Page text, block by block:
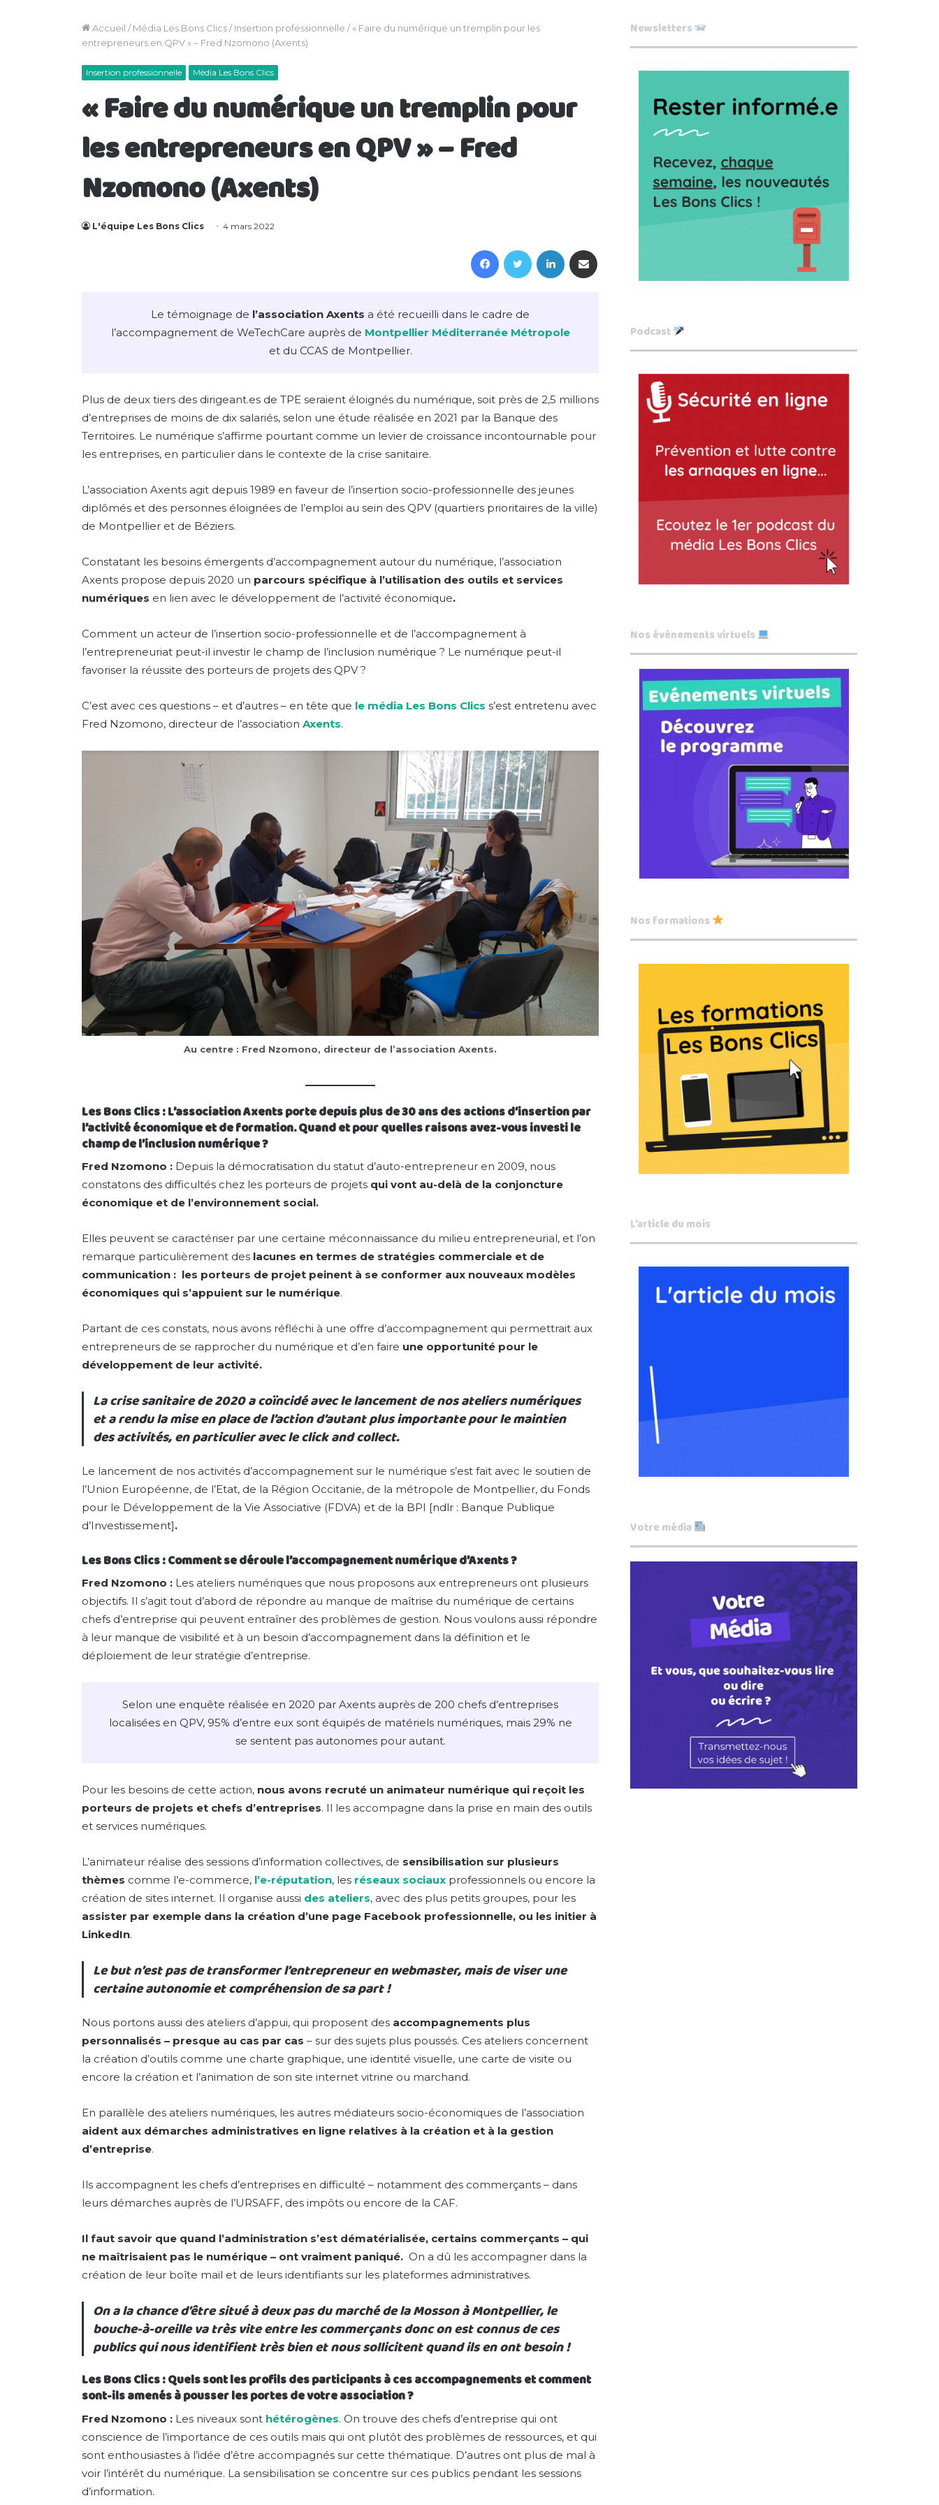
Accueil / Média Les Bons Clics/ Insertion professionnelle / « Faire du numérique un tremplin pour les
entrepreneurs en QPV » – Fred Nzomono (Axents)
Insertion professionnelle Média Les Bons Clics
« Faire du numérique un tremplin pour
les entrepreneurs en QPV » – Fred
Nzomono (Axents)
L'équipe Les Bons Clics 4 mars 2022
FacebookTwitter Linkedin
Le témoignage de l’association Axents a été recueilli dans le cadre de
l’accompagnement de WeTechCare auprès de Montpellier Méditerranée Métropole
et du CCAS de Montpellier.
Plus de deux tiers des dirigeant.es de TPE seraient éloignés du numérique, soit près de 2,5 millions
d’entreprises de moins de dix salariés, selon une étude réalisée en 2021 par la Banque des
Territoires. Le numérique s’affirme pourtant comme un levier de croissance incontournable pour
les entreprises, en particulier dans le contexte de la crise sanitaire.
L’association Axents agit depuis 1989 en faveur de l’insertion socio-professionnelle des jeunes
diplômés et des personnes éloignées de l’emploi au sein des QPV (quartiers prioritaires de la ville)
de Montpellier et de Béziers.
Constatant les besoins émergents d’accompagnement autour du numérique, l’association
Axents propose depuis 2020 un parcours spécifique à l’utilisation des outils et services
numériques en lien avec le développement de l’activité économique.
Comment un acteur de l’insertion socio-professionnelle et de l’accompagnement à
l’entrepreneuriat peut-il investir le champ de l’inclusion numérique ? Le numérique peut-il
favoriser la réussite des porteurs de projets des QPV ?
C’est avec ces questions – et d’autres – en tête que le média Les Bons Clics s’est entretenu avec
Fred Nzomono, directeur de l’association Axents.
Au centre : Fred Nzomono, directeur de l’association Axents.
Les Bons Clics : L’association Axents porte depuis plus de 30 ans des actions d’insertion par
l’activité économique et de formation. Quand et pour quelles raisons avez-vous investi le
champ de l’inclusion numérique ?
Fred Nzomono : Depuis la démocratisation du statut d’auto-entrepreneur en 2009, nous
constatons des difficultés chez les porteurs de projets qui vont au-delà de la conjoncture
économique et de l’environnement social.
Elles peuvent se caractériser par une certaine méconnaissance du milieu entrepreneurial, et l’on
remarque particulièrement des lacunes en termes de stratégies commerciale et de
communication : les porteurs de projet peinent à se conformer aux nouveaux modèles
économiques qui s’appuient sur le numérique.
Partant de ces constats, nous avons réfléchi à une offre d’accompagnement qui permettrait aux
entrepreneurs de se rapprocher du numérique et d’en faire une opportunité pour le
développement de leur activité.
La crise sanitaire de 2020 a coïncidé avec le lancement de nos ateliers numériques
et a rendu la mise en place de l’action d’autant plus importante pour le maintien
des activités, en particulier avec leclick and collect.
Le lancement de nos activités d’accompagnement sur le numérique s’est fait avec le soutien de
l’Union Européenne, de l’Etat, de la Région Occitanie, de la métropole de Montpellier, du Fonds
pour le Développement de la Vie Associative (FDVA) et de la BPI [ndlr : Banque Publique
d’Investissement].
Les Bons Clics : Comment se déroule l’accompagnement numérique d’Axents ?
Fred Nzomono : Les ateliers numériques que nous proposons aux entrepreneurs ont plusieurs
objectifs. Il s’agit tout d’abord de répondre au manque de maîtrise du numérique de certains
chefs d’entreprise qui peuvent entraîner des problèmes de gestion. Nous voulons aussi répondre
à leur manque de visibilité et à un besoin d’accompagnement dans la définition et le
déploiement de leur stratégie d’entreprise.
Selon une enquête réalisée en 2020 par Axents auprès de 200 chefs d’entreprises
localisées en QPV, 95% d’entre eux sont équipés de matériels numériques, mais 29% ne
se sentent pas autonomes pour autant.
Pour les besoins de cette action, nous avons recruté un animateur numérique qui reçoit les
porteurs de projets et chefs d’entreprises. Il les accompagne dans la prise en main des outils
et services numériques.
L’animateur réalise des sessions d’information collectives, de sensibilisation sur plusieurs
thèmes comme l’e-commerce, l’e-réputation, les réseaux sociaux professionnels ou encore la
création de sites internet. Il organise aussi des ateliers, avec des plus petits groupes, pour les
assister par exemple dans la création d’une page Facebook professionnelle, ou les initier à
LinkedIn.
Le but n’est pas de transformer l’entrepreneur en webmaster, mais de viser une
certaine autonomie et compréhension de sa part !
Nous portons aussi des ateliers d’appui, qui proposent des accompagnements plus
personnalisés – presque au cas par cas – sur des sujets plus poussés. Ces ateliers concernent
la création d’outils comme une charte graphique, une identité visuelle, une carte de visite ou
encore la création et l’animation de son site internet vitrine ou marchand.
En parallèle des ateliers numériques, les autres médiateurs socio-économiques de l’association
aident aux démarches administratives en ligne relatives à la création et à la gestion
d’entreprise.
Ils accompagnent les chefs d’entreprises en difficulté – notamment des commerçants – dans
leurs démarches auprès de l’URSAFF, des impôts ou encore de la CAF.
Il faut savoir que quand l’administration s’est dématérialisée, certains commerçants – qui
ne maîtrisaient pas le numérique – ont vraiment paniqué. On a dû les accompagner dans la
création de leur boîte mail et de leurs identifiants sur les plateformes administratives.
On a la chance d’être situé à deux pas du marché de la Mosson à Montpellier, le
bouche-à-oreille va très vite entre les commerçants donc on est connus de ces
publics qui nous identifient très bien et nous sollicitent quand ils en ont besoin !
Les Bons Clics : Quels sont les profils des participants à ces accompagnements et comment
sont-ils amenés à pousser les portes de votre association ?
Fred Nzomono : Les niveaux sont hétérogènes. On trouve des chefs d’entreprise qui ont
conscience de l’importance de ces outils mais qui ont plutôt des problèmes de ressources, et qui
sont enthousiastes à l’idée d’être accompagnés sur cette thématique. D’autres ont plus de mal à
voir l’intérêt du numérique. La sensibilisation se concentre sur ces publics pendant les sessions
d’information.
Newsletters
Podcast
Nos événements virtuels
Nos formations
L’article du mois
Votre média